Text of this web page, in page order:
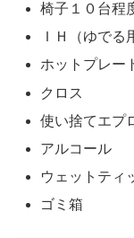
椅子１０台程
ＩＨ（ゆでる
ホットプレー
クロス
使い捨てエプ
アルコール
ウェットティ
ゴミ箱